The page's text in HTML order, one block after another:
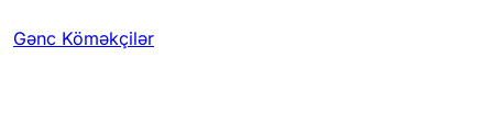
Gənc Köməkçilər